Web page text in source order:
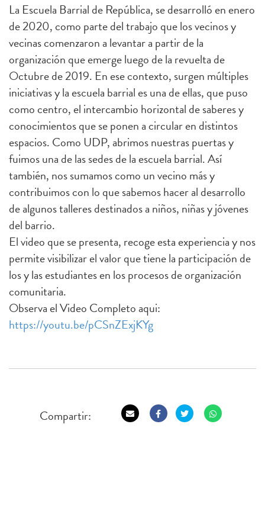
La Escuela Barrial de República, se desarrolló en enero
de 2020, como parte del trabajo que los vecinos y
vecinas comenzaron a levantar a partir de la
organización que emerge luego de la revuelta de
Octubre de 2019. En ese contexto, surgen múltiples
iniciativas y la escuela barrial es una de ellas, que puso
como centro, el intercambio horizontal de saberes y
conocimientos que se ponen a circular en distintos
espacios. Como UDP, abrimos nuestras puertas y
fuimos una de las sedes de la escuela barrial. Así
también, nos sumamos como un vecino más y
contribuimos con lo que sabemos hacer al desarrollo
de algunos talleres destinados a niños, niñas y jóvenes
del barrio.
El video que se presenta, recoge esta experiencia y nos
permite visibilizar el valor que tiene la participación de
los y las estudiantes en los procesos de organización
comunitaria.
Observa el Video Completo aqui:
https://youtu.be/pCSnZExjKYg
Compartir: